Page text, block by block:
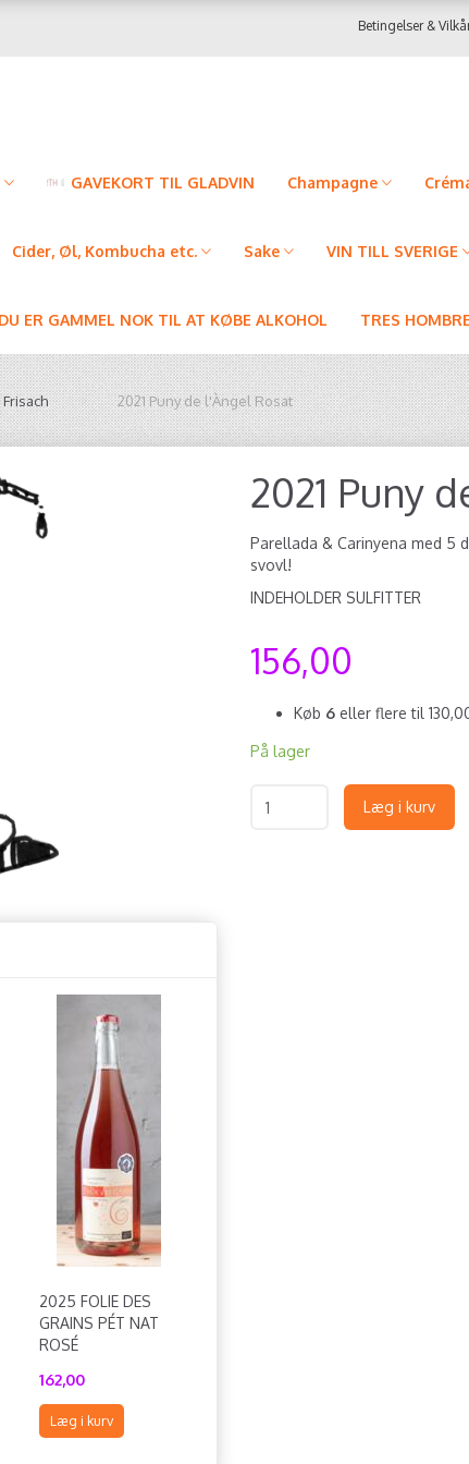
Betingelser &
GAVEKORT TIL GLADVIN Champagne
Cider, Øl, Kombucha etc. Sake VIN TILL SVERIGE
ER GAMMEL NOK TIL AT KØBE ALKOHOL TRES
2021 Puny de l'Àngel Rosat
2025 FOLIE DES
GRAINS PÉT NAT
ROSÉ
162,00
Læg i kurv
2021 Puny
Parellada & Carinyena med 5
svovl!
INDEHOLDER SULFITTER
156,00
Køb 6 eller flere til
På lager
Læg i kurv